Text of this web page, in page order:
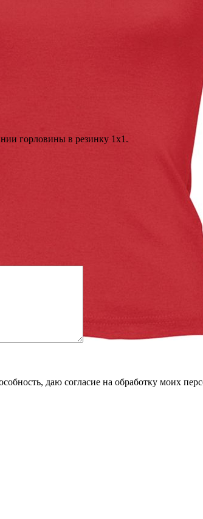
горловины в резинку 1х1.
даю согласие на обработку моих